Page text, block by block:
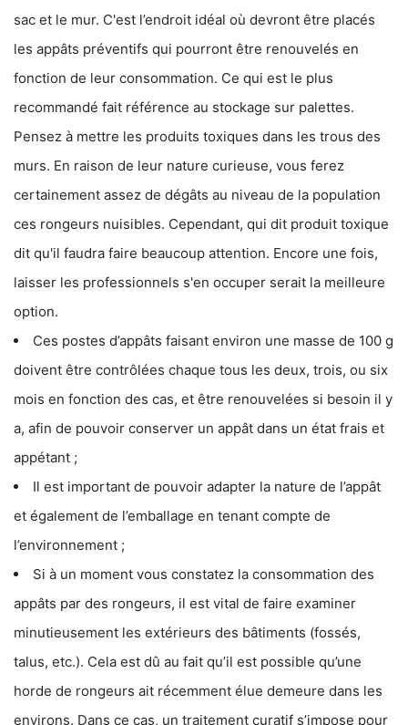
sac et le mur. C'est l’endroit idéal où devront être placés
les appâts préventifs qui pourront être renouvelés en
fonction de leur consommation. Ce qui est le plus
recommandé fait référence au stockage sur palettes.
Pensez à mettre les produits toxiques dans les trous des
murs. En raison de leur nature curieuse, vous ferez
certainement assez de dégâts au niveau de la population
ces rongeurs nuisibles. Cependant, qui dit produit toxique
dit qu'il faudra faire beaucoup attention. Encore une fois,
laisser les professionnels s'en occuper serait la meilleure
option.
Ces postes d’appâts faisant environ une masse de 100 g
doivent être contrôlées chaque tous les deux, trois, ou six
mois en fonction des cas, et être renouvelées si besoin il y
a, afin de pouvoir conserver un appât dans un état frais et
appétant ;
Il est important de pouvoir adapter la nature de l’appât
et également de l’emballage en tenant compte de
l’environnement ;
Si à un moment vous constatez la consommation des
appâts par des rongeurs, il est vital de faire examiner
minutieusement les extérieurs des bâtiments (fossés,
talus, etc.). Cela est dû au fait qu’il est possible qu’une
horde de rongeurs ait récemment élue demeure dans les
environs. Dans ce cas, un traitement curatif s’impose pour